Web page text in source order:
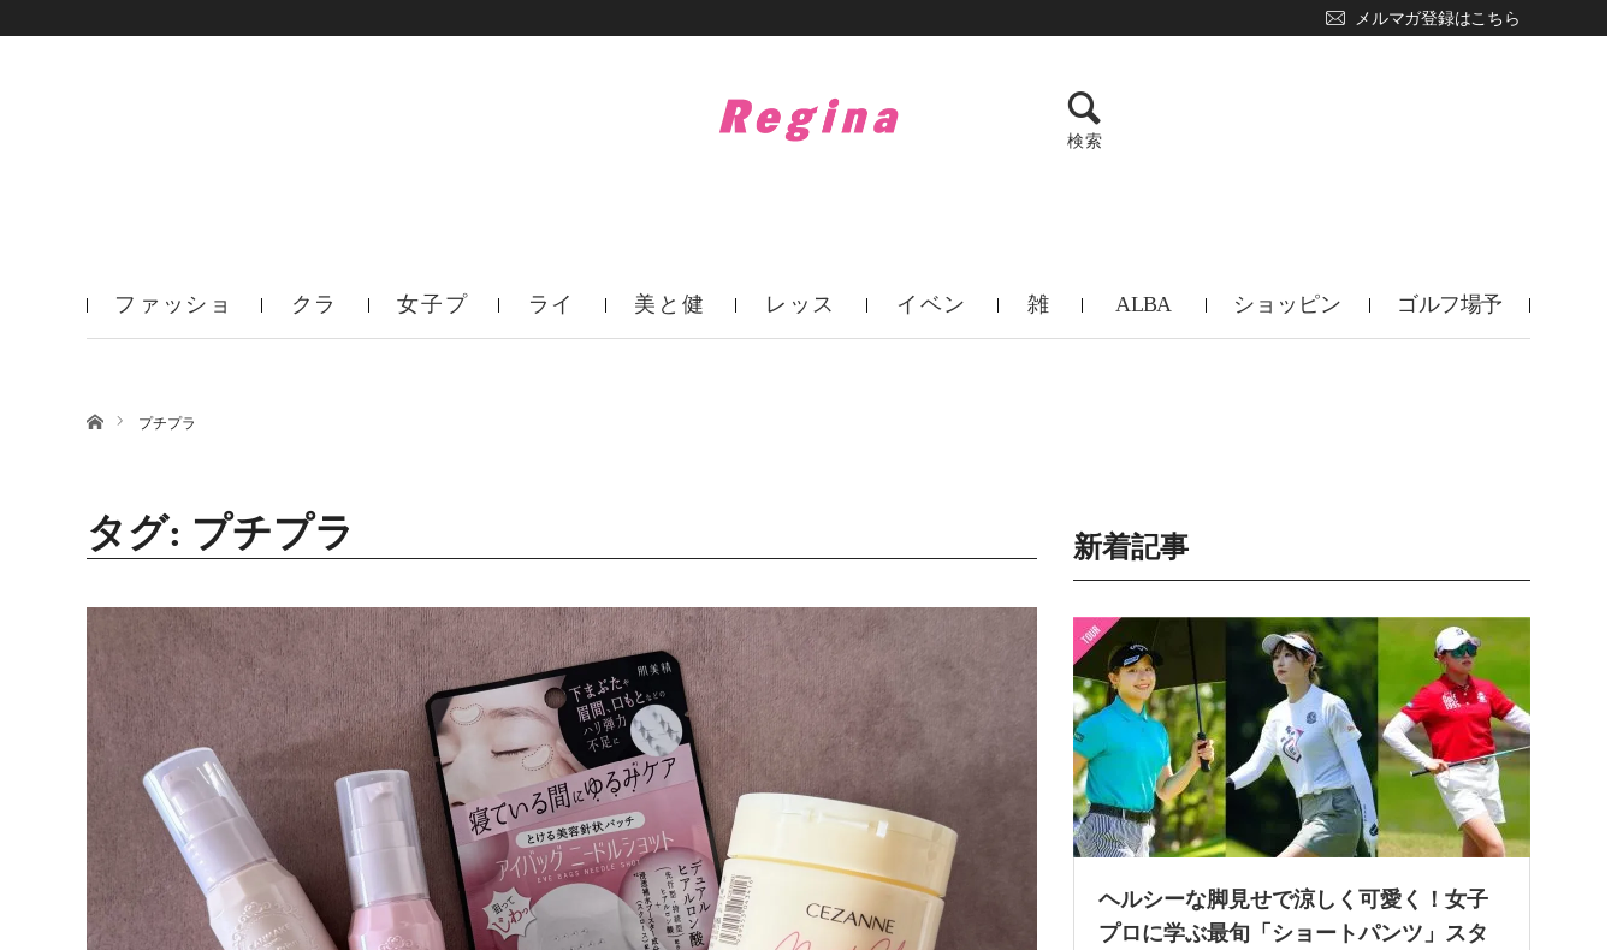
ファッショ クラ 女子プ ライ 美と健 レッス イベン 雑 ALBA ショッピン ゴルフ場予
メルマガ登録はこちら
検索
ホームプチプラ
タグ: プチプラ 新着記事
ヘルシーな脚見せで涼しく可愛く！女子
プロに学ぶ最旬「ショートパンツ」スタ